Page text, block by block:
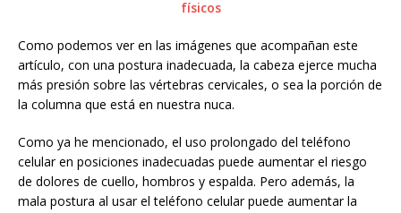
Como podemos ver en las imágenes que acompañan este
artículo, con una postura inadecuada, la cabeza ejerce mucha
más presión sobre las vértebras cervicales, o sea la porción de
la columna que está en nuestra nuca.
Como ya he mencionado, el uso prolongado del teléfono
celular en posiciones inadecuadas puede aumentar el riesgo
de dolores de cuello, hombros y espalda. Pero además, la
mala postura al usar el teléfono celular puede aumentar la